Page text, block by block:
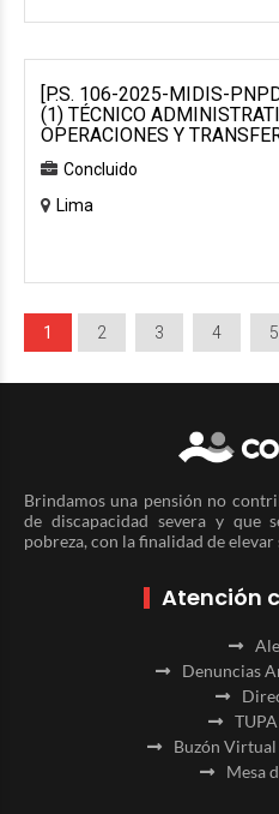
[P.S. 106-2025-MIDIS-
(1) TÉCNICO
OPERACIONES Y
Concluido
Lima
1 2 3 4 5
Brindamos una pensión no
de discapacidad severa y que
pobreza, con la finalidad de elevar
Atención
Denuncias
Buzón Virtual
Mesa